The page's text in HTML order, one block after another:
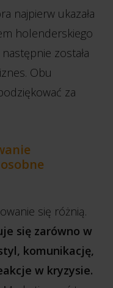
najpierw ukazała
holenderskiego
została
Obu
za
się różnią.
się zarówno w
komunikację,
w kryzysie.